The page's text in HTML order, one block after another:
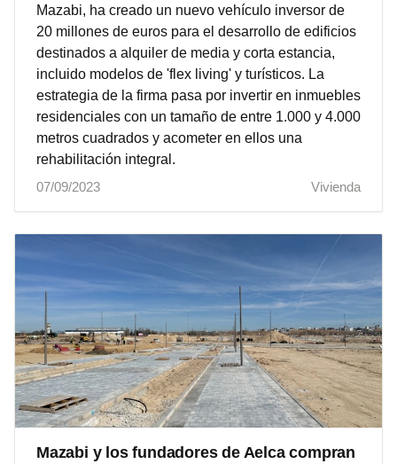
Mazabi, ha creado un nuevo vehículo inversor de
20 millones de euros para el desarrollo de edificios
destinados a alquiler de media y corta estancia,
incluido modelos de 'flex living' y turísticos. La
estrategia de la firma pasa por invertir en inmuebles
residenciales con un tamaño de entre 1.000 y 4.000
metros cuadrados y acometer en ellos una
rehabilitación integral.
07/09/2023
Vivienda
Mazabi y los fundadores de Aelca compran